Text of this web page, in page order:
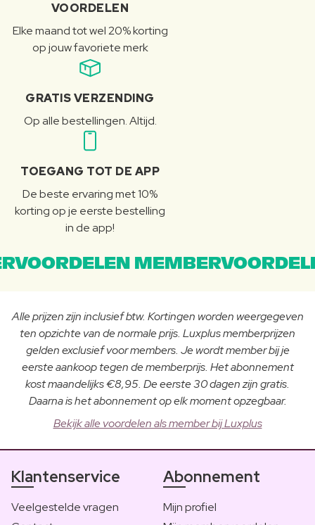
VOORDELEN
Elke maand tot wel 20% korting
op jouw favoriete merk
GRATIS VERZENDING
Op alle bestellingen. Altijd.
TOEGANG TOT DE APP
De beste ervaring met 10%
korting op je eerste bestelling
in de app!
Alle prijzen zijn inclusief btw. Kortingen worden weergegeven
ten opzichte van de normale prijs. Luxplus memberprijzen
gelden exclusief voor members. Je wordt member bij je
eerste aankoop tegen de memberprijs. Het abonnement
kost maandelijks €8,95. De eerste 30 dagen zijn gratis.
Daarna is het abonnement op elk moment opzegbaar.
Bekijk alle voordelen als member bij Luxplus
Klantenservice
Veelgestelde vragen
Abonnement
Mijn profiel